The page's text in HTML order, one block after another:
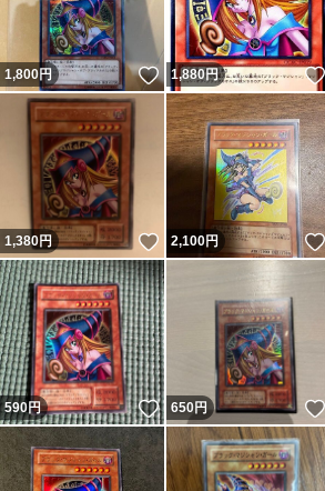
1,800円 いいね！
1,880円
1,380円 いいね！
2,100円
590円 いいね！
650円